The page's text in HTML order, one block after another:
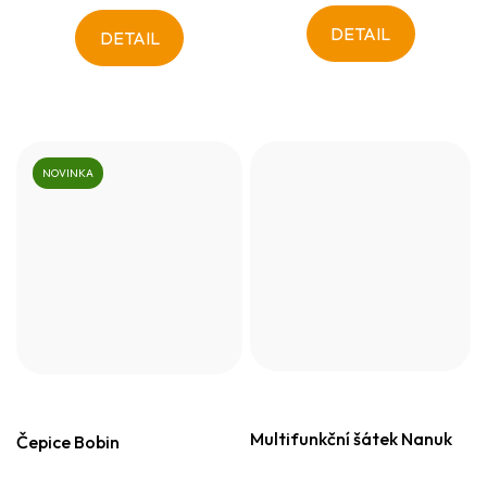
DETAIL DETAIL
NOVINKA
Čepice Bobin Multifunkční šátek Nanuk